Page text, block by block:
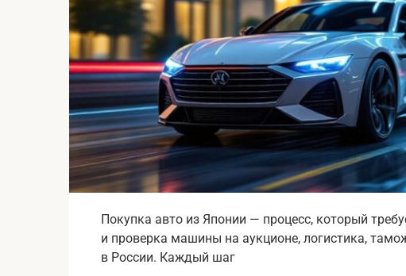
Покупка авто из Японии — процесс, который
и проверка машины на аукционе, логистика,
в России. Каждый шаг